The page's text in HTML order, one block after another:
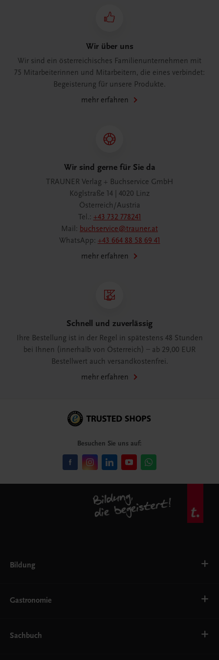
Wir über uns
Wir sind ein österreichisches Familienunternehmen mit
75 Mitarbeiterinnen und Mitarbeitern, die eines verbindet:
Begeisterung für unsere Produkte.
mehr erfahren
Wir sind gerne für Sie da
TRAUNER Verlag + Buchservice GmbH
Köglstraße 14 | 4020 Linz
Österreich/Austria
Tel.: +43 732 778241
Mail: buchservice@trauner.at
WhatsApp: +43 664 88 58 69 41
mehr erfahren
Schnell und zuverlässig
Ihre Bestellung ist in der Regel in spätestens 48 Stunden
bei Ihnen (innerhalb von Österreich) – ab 29,00 EUR
Bestellwert auch versandkostenfrei.
mehr erfahren
Besuchen Sie uns auf:
Bildung
AHS
EWF/ZWF
FW
Gastronomie
Getränke
Sachbuch